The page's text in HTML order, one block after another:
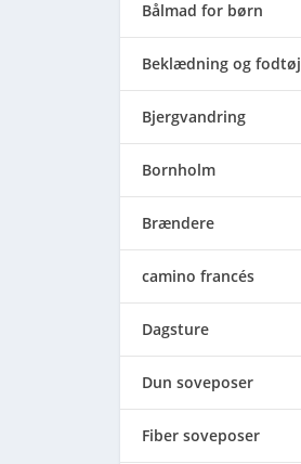
Bålmad for børn
Beklædning og fodtøj
Bjergvandring
Bornholm
Brændere
camino francés
Dagsture
Dun soveposer
Fiber soveposer